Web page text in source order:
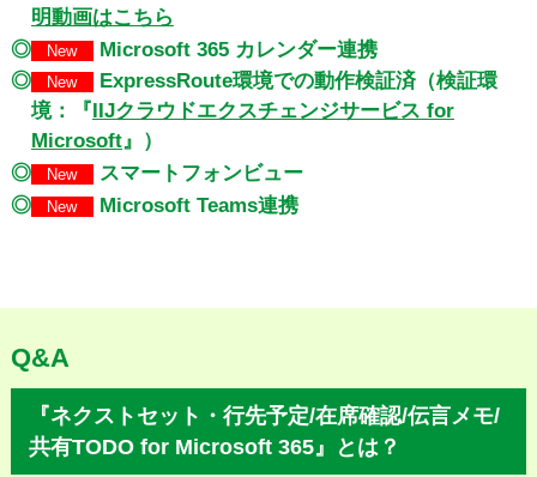
明動画はこちら
◎
New
Microsoft 365 カレンダー連携
◎
New
ExpressRoute環境での動作検証済（検証環
境：『
IIJクラウドエクスチェンジサービス for
Microsoft』）
◎
New
スマートフォンビュー
◎
New Microsoft Teams連携
Q&A
『ネクストセット・行先予定/在席確認/伝言メモ/
共有TODO for Microsoft 365』とは？